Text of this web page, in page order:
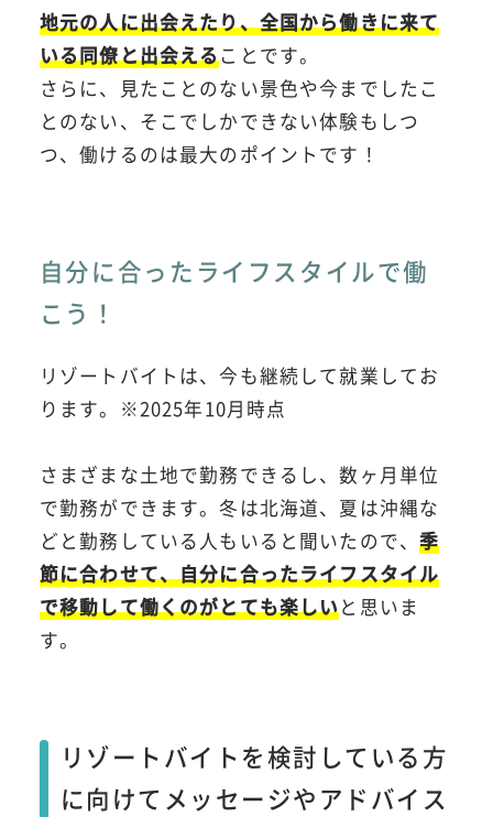
地元の人に出会えたり、全国から働きに来て
いる同僚と出会えることです。
さらに、見たことのない景色や今までしたこ
とのない、そこでしかできない体験もしつ
つ、働けるのは最大のポイントです！
自分に合ったライフスタイルで働
こう！
リゾートバイトは、今も継続して就業してお
ります。※2025年10月時点
さまざまな土地で勤務できるし、数ヶ月単位
で勤務ができます。冬は北海道、夏は沖縄な
どと勤務している人もいると聞いたので、季
節に合わせて、自分に合ったライフスタイル
で移動して働くのがとても楽しいと思いま
す。
リゾートバイトを検討している方
に向けてメッセージやアドバイス